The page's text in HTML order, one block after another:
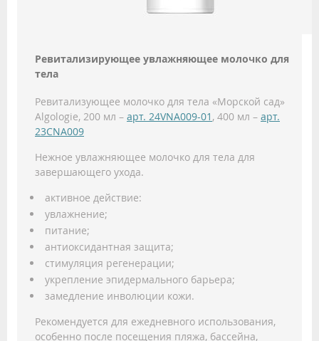
Ревитализирующее увлажняющее молочко для
тела
Ревитализующее молочко для тела «Морской сад»
Algologie, 200 мл – арт. 24VNA009-01 , 400 мл – арт.
23CNA009
Нежное увлажняющее молочко для тела для
завершающего ухода.
активное действие:
увлажнение;
питание;
антиоксидантная защита;
стимуляция регенерации;
укрепление эпидермального барьера;
замедление инволюции кожи.
Рекомендуется для ежедневного использования,
особенно после посещения пляжа, бассейна,